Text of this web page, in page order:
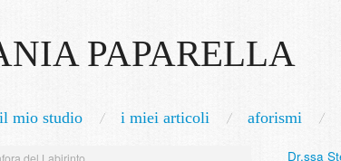
PAPARELLA
il mio studio i miei articoli aforismi
Dr.ssa